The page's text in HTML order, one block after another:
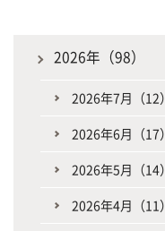
2026年（98）
2026年7月（12）
2026年6月（17）
2026年5月（14）
2026年4月（11）